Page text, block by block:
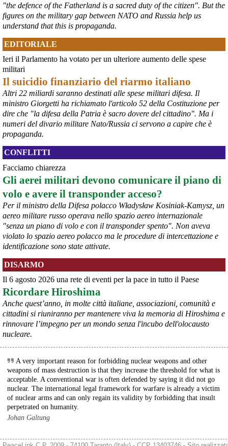
@peacelink
6/8/2026 21:36
giornalerossoblu.it/ex-ilva-sc
Nel tavolo convocato al Ministero delle Imprese e del Made in Italy,
il Governo ha annunciato l’intenzione di predisporre un
provvedimento straordinario per attenuare le conseguenze
economiche e sociali dello stop dell’area a caldo, invitando le
rappresentanze del territorio a presentare proposte operative.
#ILVA #Taranto
Ultimi cento milioni di euro per l’ex Ilva, poi non saranno più
possibili nuovi aiuti di Stato. Lo ha confermato il ministro Adolfo
Urso durante l’incontro al Mimit con le imprese dell’indotto: la
tranche conclusiva del prestito autorizzato dall’Unione europea
dovrà essere erogata entro il 9 agosto e restituita dal futuro
acquirente.
Fonte: Studio100
#ILVA #UE
@peacelink - 6/8/2026 21:08
Il governatore di Puglia Decaro esce dal vertice al Mimit più
preoccupato di come era entrato, lamentando l’assenza di certezze
sulla procedura di gara e ribadendo la necessità di un ruolo diretto
dello Stato.
Anche il sindaco di Taranto, Bitetti, chiede un piano industriale
chiaro, garanzie sulla salute e strumenti di tutela per i lavoratori
dell’area a freddo. La Provincia parla di un tavolo “senza decisioni”.
Fonte: Cronache Tarantine
"the defence of the Fatherland is a sacred duty of the citizen". But the
figures on the military gap between NATO and Russia help us
understand that this is propaganda.
EDITORIALE
Ieri il Parlamento ha votato per un ulteriore aumento delle spese
militari
Il suicidio finanziario del riarmo italiano
Altri 22 miliardi saranno destinati alle spese militari difesa. Il
ministro Giorgetti ha richiamato l'articolo 52 della Costituzione per
dire che "la difesa della Patria è sacro dovere del cittadino". Ma i
numeri del divario militare Nato/Russia ci servono a capire che è
propaganda.
CONFLITTI
Facciamo chiarezza
Gli aerei militari devono comunicare il piano di
volo e avere il transponder acceso?
Per il ministro della Difesa polacco Władysław Kosiniak-Kamysz, un
aereo militare russo operava nello spazio aereo internazionale
"senza un piano di volo e con il transponder spento". Non aveva
violato lo spazio aereo polacco ma le procedure di intercettazione e
identificazione sono state attivate.
DISARMO
Il 6 agosto 2026 una rete di eventi per la pace in tutto il Paese
Ricordare Hiroshima
Anche quest’anno, in molte città italiane, associazioni, comunità e
cittadini si riuniranno per mantenere viva la memoria di Hiroshima e
rinnovare l’impegno per un mondo senza l'incubo dell'olocausto
nucleare.
A very important reason for forbidding nuclear weapons and other
weapons of mass destruction is that they increase the threshold for what is
acceptable. A conventional war is often defended by saying it did not go
nuclear. The international legal framework for warfare is already a victim
of nuclear arms and can only regain its validity by forbidding that insult
perpetrated on humanity.
Johan Galtung